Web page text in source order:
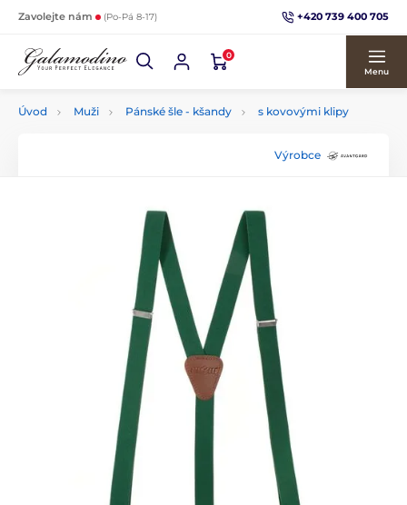
Zavolejte nám (Po-Pá 8-17) +420 739 400 705
0
Menu
Úvod Muži Pánské šle - kšandy s kovovými klipy
Výrobce